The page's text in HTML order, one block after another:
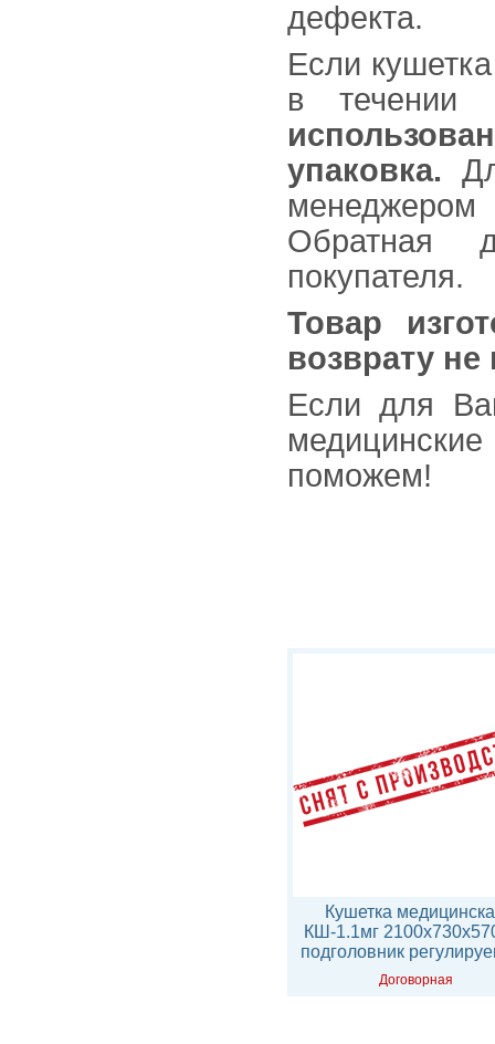
дефекта.
Если
в
упаковка.
Обратная
покупателя.
Товар
возврату не
Если для
поможем!
Кушетка
КШ-1.1мг
подголовник
Договорная